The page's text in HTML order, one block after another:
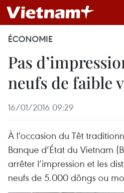
ÉCONOMIE
Pas
neufs de faible
16/01/2016 09:29
À l’occasion du Têt
Banque d’État du Vietnam
arrêter l’impression et les
neufs de 5.000 dôngs ou